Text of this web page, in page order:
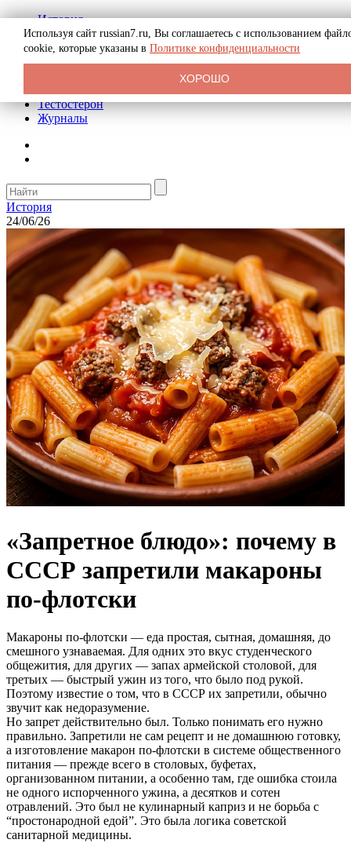
История
Биография
Криминал
Реклама на сайте
Тестостерон
Журналы
История
24/06/26
«Запретное блюдо»: почему в
СССР запретили макароны
по-флотски
Макароны по-флотски — еда простая, сытная, домашняя, до
смешного узнаваемая. Для одних это вкус студенческого
общежития, для других — запах армейской столовой, для
третьих — быстрый ужин из того, что было под рукой.
Поэтому известие о том, что в СССР их запретили, обычно
звучит как недоразумение.
Но запрет действительно был. Только понимать его нужно
правильно. Запретили не сам рецепт и не домашнюю готовку,
а изготовление макарон по-флотски в системе общественного
питания — прежде всего в столовых, буфетах,
организованном питании, а особенно там, где ошибка стоила
не одного испорченного ужина, а десятков и сотен
отравлений. Это был не кулинарный каприз и не борьба с
“простонародной едой”. Это была логика советской
санитарной медицины.
Используя сайт russian7.ru, Вы соглашаетесь с использованием
cookie, которые указаны в Политике конфиденциальности
ХОРОШО